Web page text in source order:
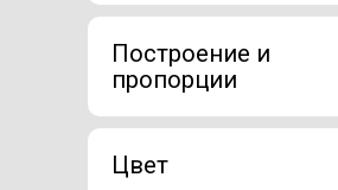
Построение и
пропорции
Цвет